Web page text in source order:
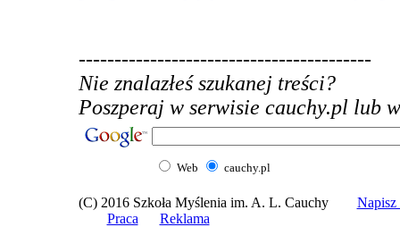
-----------------------------------------
Nie znalazłeś szukanej treści?
Poszperaj w serwisie cauchy.pl lub
Web cauchy.pl
(C) 2016 Szkoła Myślenia im. A. L. Cauchy
Praca
Reklama